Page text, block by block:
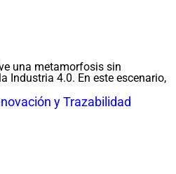
una metamorfosis sin
Industria 4.0. En este escenario,
y Trazabilidad